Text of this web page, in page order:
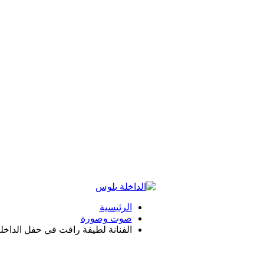
الرئيسية
صوت وصورة
الفنانة لطيفة رافت في حفل